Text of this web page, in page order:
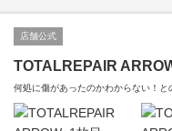
店舗公式
TOTALREPAIR
何処に傷があったのかわからない！と